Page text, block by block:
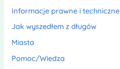
Informacje prawne i techniczne
Jak wyszedłem z długów
Miasta
Pomoc/Wiedza